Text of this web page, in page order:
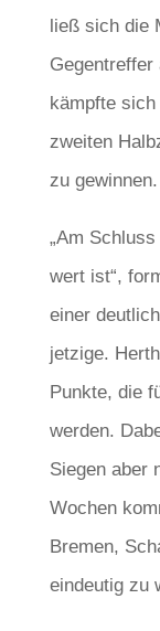
ließ sich die
Gegentreffer
kämpfte
zweiten
zu gewinnen.
„Am
wert ist“,
einer
jetzige.
Punkte, die
werden.
Siegen aber
Wochen
Bremen,
eindeutig zu